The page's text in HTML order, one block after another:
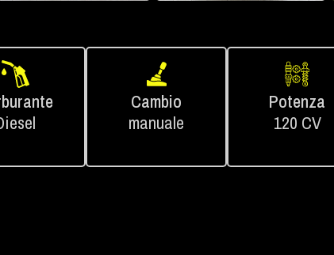
Cambio
manuale
Potenza
120 CV